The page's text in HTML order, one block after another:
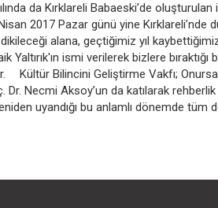
da Kırklareli Babaeski’de oluşturulan
2017 Pazar günü yine
alana, geçtiğimiz yıl
Yaltırık'ın ismi verilerek bizlere
Kültür Bilincini Geliştirme Vakfı;
Dr. Necmi Aksoy’un da katılarak
uyandığı bu anlamlı dönemde tüm